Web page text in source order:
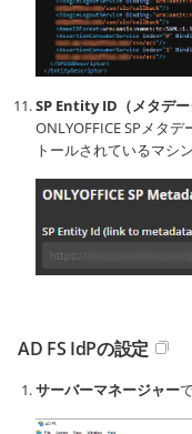
SP Entity ID（メタデー
ONLYOFFICE SPメタ
トールされているマシ
AD FS IdPの設定
サーバーマネージャー